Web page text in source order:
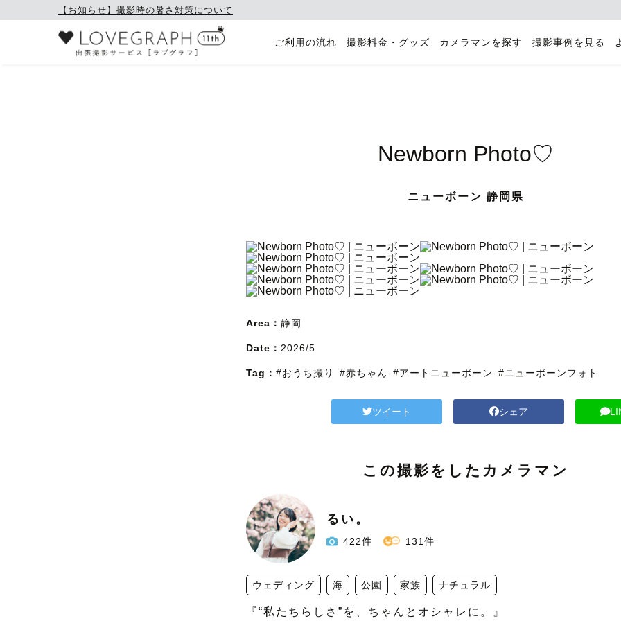
【お知らせ】撮影時の暑さ対策について
ご利用の流れ 撮影料金・グッズ カメラマンを探す 撮影事例を見る
Newborn Photo♡
ニューボーン 静岡県
Area： 静岡
Date： 2026/5
Tag： #おうち撮り #赤ちゃん #アートニューボーン #ニューボーンフォト
ツイート シェア
この撮影をしたカメラマン
るい。
422件 131件
ウェディング 海 公園 家族 ナチュラル
『“私たちらしさ”を、ちゃんとオシャレに。』